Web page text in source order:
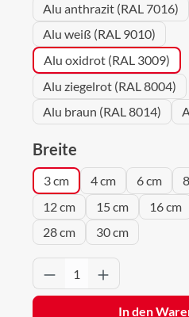
Alu anthrazit (RAL 7016)
Alu weiß (RAL 9010)
Alu oxidrot (RAL 3009)
Alu ziegelrot (RAL 8004)
Alu braun (RAL 8014)
Breite
3 cm 4 cm 6 cm
12 cm
15 cm 16 cm
28 cm
30 cm
Produkt Anzahl:
In den